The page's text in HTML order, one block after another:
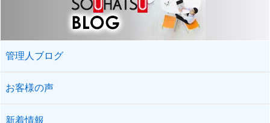
管理人ブログ
お客様の声
新着情報